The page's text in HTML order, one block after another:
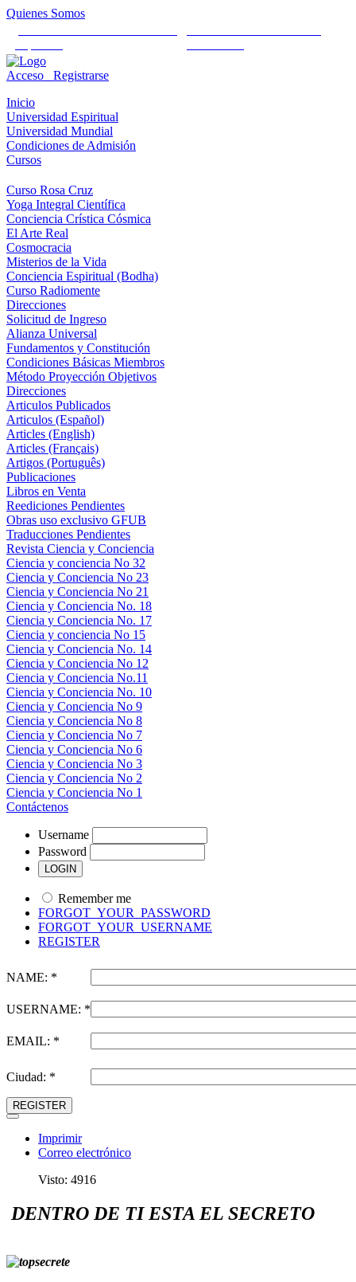
Quienes Somos
Acceso
Registrarse
Inicio
Universidad Espiritual
Universidad Mundial
Condiciones de Admisión
Cursos
Curso Rosa Cruz
Yoga Integral Científica
Conciencia Crística Cósmica
El Arte Real
Cosmocracia
Misterios de la Vida
Conciencia Espiritual (Bodha)
Curso Radiomente
Direcciones
Solicitud de Ingreso
Alianza Universal
Fundamentos y Constitución
Condiciones Básicas Miembros
Método Proyección Objetivos
Direcciones
Articulos Publicados
Articulos (Español)
Articles (English)
Articles (Français)
Artigos (Português)
Publicaciones
Libros en Venta
Reediciones Pendientes
Obras uso exclusivo GFUB
Traducciones Pendientes
Revista Ciencia y Conciencia
Ciencia y conciencia No 32
Ciencia y Conciencia No 23
Ciencia y Conciencia No 21
Ciencia y Conciencia No. 18
Ciencia y Conciencia No. 17
Ciencia y conciencia No 15
Ciencia y Conciencia No. 14
Ciencia y Conciencia No 12
Ciencia y Conciencia No.11
Ciencia y Conciencia No. 10
Ciencia y Conciencia No 9
Ciencia y Conciencia No 8
Ciencia y Conciencia No 7
Ciencia y Conciencia No 6
Ciencia y Conciencia No 3
Ciencia y Conciencia No 2
Ciencia y Conciencia No 1
Contáctenos
Username
Password
Remember me
FORGOT_YOUR_PASSWORD
FORGOT_YOUR_USERNAME
REGISTER
NAME: *
USERNAME: *
EMAIL: *
Ciudad: *
REGISTER
Imprimir
Correo electrónico
Visto: 4916
DENTRO DE TI ESTA EL SECRETO